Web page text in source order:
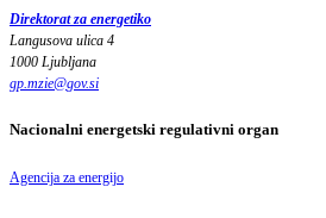
Direktorat za energetiko
Langusova ulica 4
1000 Ljubljana
gp.mzie@gov.si
Nacionalni energetski regulativni organ
Agencija za energijo